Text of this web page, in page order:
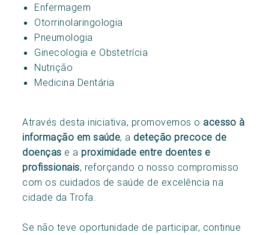
Enfermagem
Otorrinolaringologia
Pneumologia
Ginecologia e Obstetrícia
Nutrição
Medicina Dentária
Através desta iniciativa, promovemos o acesso à
informação em saúde, a deteção precoce de
doenças e a proximidade entre doentes e
profissionais, reforçando o nosso compromisso
com os cuidados de saúde de excelência na
cidade da Trofa.
Se não teve oportunidade de participar, continue